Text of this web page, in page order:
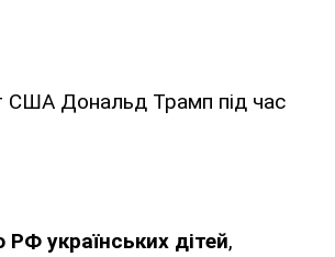
США Дональд Трамп під час
українських дітей,